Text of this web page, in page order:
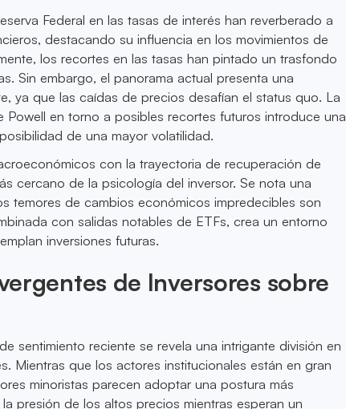
Federal en las tasas de interés han reverberado a
destacando su influencia en los movimientos de
los recortes en las tasas han pintado un trasfondo
Sin embargo, el panorama actual presenta una
ya que las caídas de precios desafían el status quo. La
Powell en torno a posibles recortes futuros introduce una
de una mayor volatilidad.
con la trayectoria de recuperación de
cercano de la psicología del inversor. Se nota una
temores de cambios económicos impredecibles son
con salidas notables de ETFs, crea un entorno
inversiones futuras.
de Inversores sobre
sentimiento reciente se revela una intrigante división en
Mientras que los actores institucionales están en gran
minoristas parecen adoptar una postura más
presión de los altos precios mientras esperan un